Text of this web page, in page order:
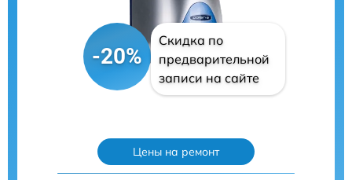
-20%
Скидка по
предварительной
записи на сайте
Цены на ремонт